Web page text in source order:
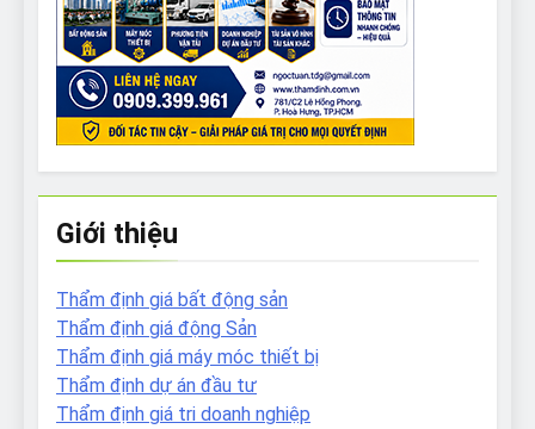
Giới thiệu
Thẩm định giá bất động sản
Thẩm định giá động Sản
Thẩm định giá máy móc thiết bị
Thẩm định dự án đầu tư
Thẩm định giá tri doanh nghiệp